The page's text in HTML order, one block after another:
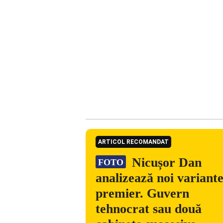
ARTICOL RECOMANDAT
FOTO
Nicușor Dan
analizează noi
premier. Guvern
tehnocrat sau două